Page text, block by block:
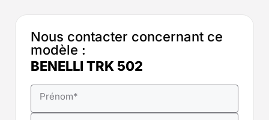
Nous contacter concernant ce
modèle :
BENELLI TRK 502
Prénom*